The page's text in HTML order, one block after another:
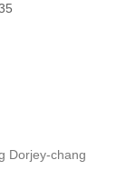
Dorjey-chang